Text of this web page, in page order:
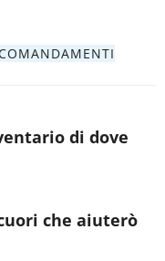
di dove
che aiuterò